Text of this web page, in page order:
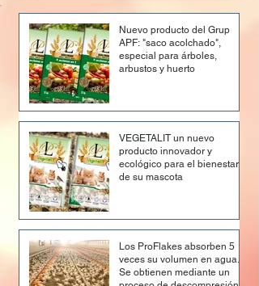
Nuevo producto del Grup
APF: "saco acolchado",
especial para árboles,
arbustos y huerto
VEGETALIT un nuevo
producto innovador y
ecológico para el bienestar
de su mascota
Los ProFlakes absorben 5
veces su volumen en agua.
Se obtienen mediante un